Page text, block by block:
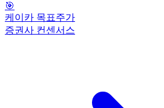
🎯
케이카 목표주가
증권사 컨센서스